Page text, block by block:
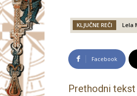
KLJUČNE REČI Lela
Facebook
Prethodni tekst